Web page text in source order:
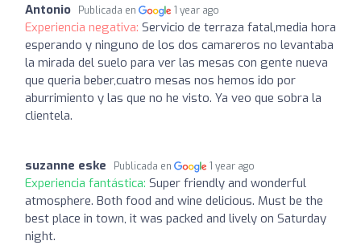
Antonio Publicada en 1 year ago
Experiencia negativa: Servicio de terraza fatal,media hora
esperando y ninguno de los dos camareros no levantaba
la mirada del suelo para ver las mesas con gente nueva
que queria beber,cuatro mesas nos hemos ido por
aburrimiento y las que no he visto. Ya veo que sobra la
clientela.
suzanne eske Publicada en 1 year ago
Experiencia fantástica: Super friendly and wonderful
atmosphere. Both food and wine delicious. Must be the
best place in town, it was packed and lively on Saturday
night.